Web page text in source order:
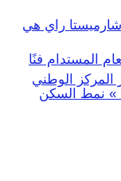
راي هي
المستدام فنًا
المركز الوطني
» نمط السكن